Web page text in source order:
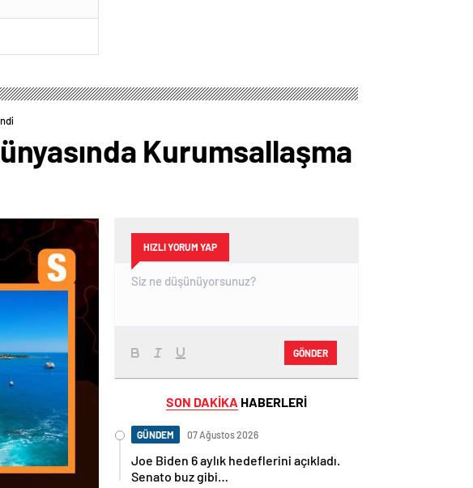
Kurumsallaşma
HIZLI YORUM YAP
GÖNDER
SON DAKİKA HABERLERİ
GÜNDEM 07 Ağustos 2026
Joe Biden 6 aylık hedeflerini açıkladı.
Senato buz gibi…